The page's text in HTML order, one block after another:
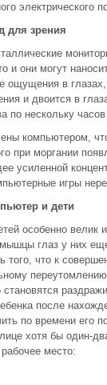
электрического
для зрения
и они могут
ощущения в
и двоится в
по нескольку
компьютером,
при моргании
усиленной
игры
и дети
особенно велик
глаз у них
того, что к
становятся
после
по времени его
хотя бы один-
место: